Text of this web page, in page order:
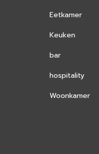
Eetkamer
Keuken
bar
hospitality
Woonkamer